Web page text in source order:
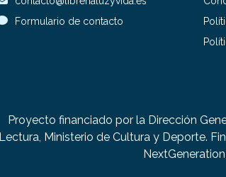
Formulario de contacto
Proyecto financiado por la Dirección
Lectura, Ministerio de Cultura y Deporte.